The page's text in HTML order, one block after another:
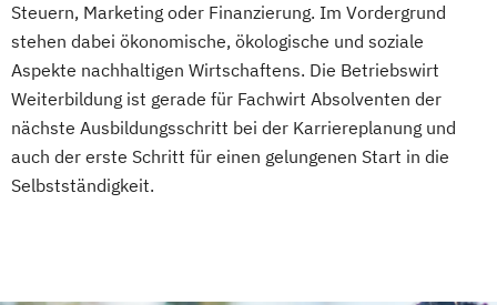
Steuern, Marketing oder Finanzierung. Im Vordergrund
stehen dabei ökonomische, ökologische und soziale
Aspekte nachhaltigen Wirtschaftens. Die Betriebswirt
Weiterbildung ist gerade für Fachwirt Absolventen der
nächste Ausbildungsschritt bei der Karriereplanung und
auch der erste Schritt für einen gelungenen Start in die
Selbstständigkeit.